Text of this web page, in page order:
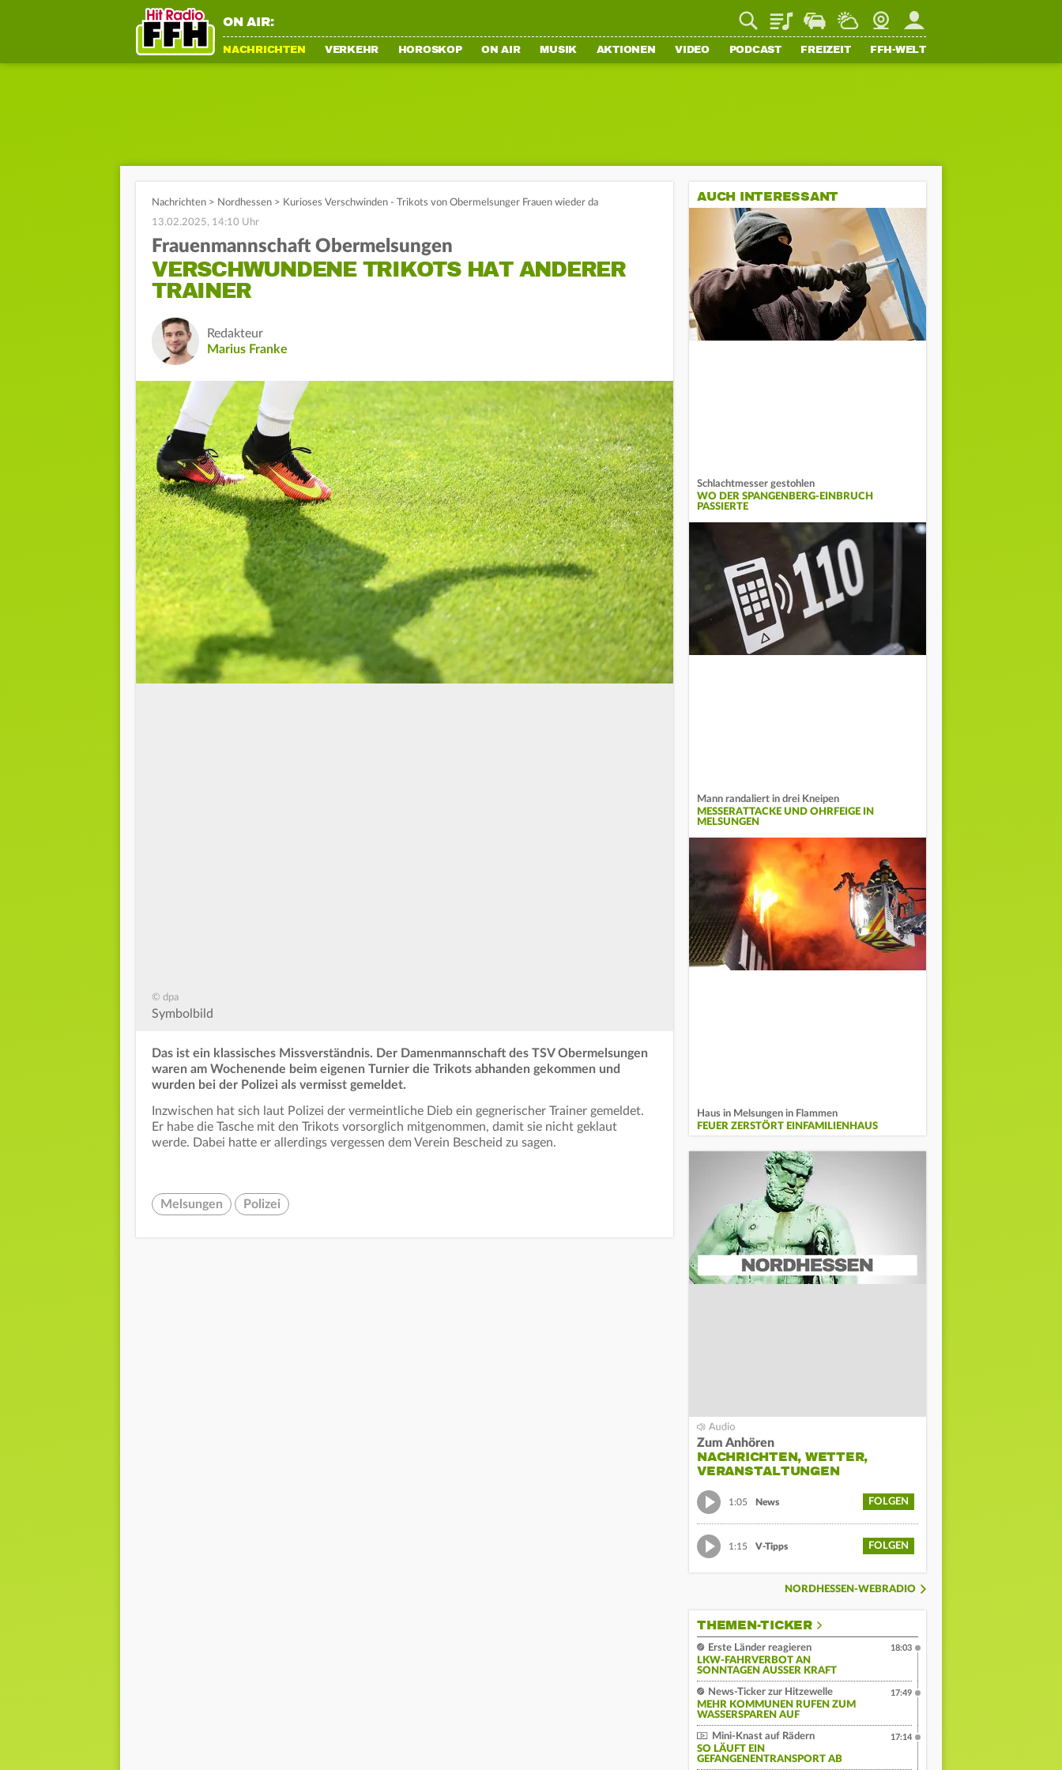
ON AIR: PlaylistStaupilotWetterWebcamMein FFH
NACHRICHTEN VERKEHR HOROSKOP ON AIR MUSIK AKTIONEN VIDEO PODCAST FREIZEIT FFH-WELT
Nachrichten > Nordhessen > Kurioses Verschwinden - Trikots von Obermelsunger Frauen wieder da
13.02.2025, 14:10 Uhr
Frauenmannschaft Obermelsungen
VERSCHWUNDENE TRIKOTS HAT ANDERER
TRAINER
Redakteur
Marius Franke
© dpa
Symbolbild
Das ist ein klassisches Missverständnis. Der Damenmannschaft des TSV Obermelsungen
waren am Wochenende beim eigenen Turnier die Trikots abhanden gekommen und
wurden bei der Polizei als vermisst gemeldet.
Inzwischen hat sich laut Polizei der vermeintliche Dieb ein gegnerischer Trainer gemeldet.
Er habe die Tasche mit den Trikots vorsorglich mitgenommen, damit sie nicht geklaut
werde. Dabei hatte er allerdings vergessen dem Verein Bescheid zu sagen.
Melsungen Polizei
AUCH INTERESSANT
Schlachtmesser gestohlen
WO DER SPANGENBERG-EINBRUCH
PASSIERTE
Mann randaliert in drei Kneipen
MESSERATTACKE UND OHRFEIGE IN
MELSUNGEN
Haus in Melsungen in Flammen
FEUER ZERSTÖRT EINFAMILIENHAUS
Zum Anhören
NACHRICHTEN, WETTER,
VERANSTALTUNGEN
1:05 News FOLGEN
1:15 V-Tipps FOLGEN
NORDHESSEN-WEBRADIO
THEMEN-TICKER
Erste Länder reagieren
LKW-FAHRVERBOT AN
SONNTAGEN AUSSER KRAFT
18:03
News-Ticker zur Hitzewelle
MEHR KOMMUNEN RUFEN ZUM
WASSERSPAREN AUF
17:49
Mini-Knast auf Rädern
SO LÄUFT EIN
GEFANGENENTRANSPORT AB
17:14